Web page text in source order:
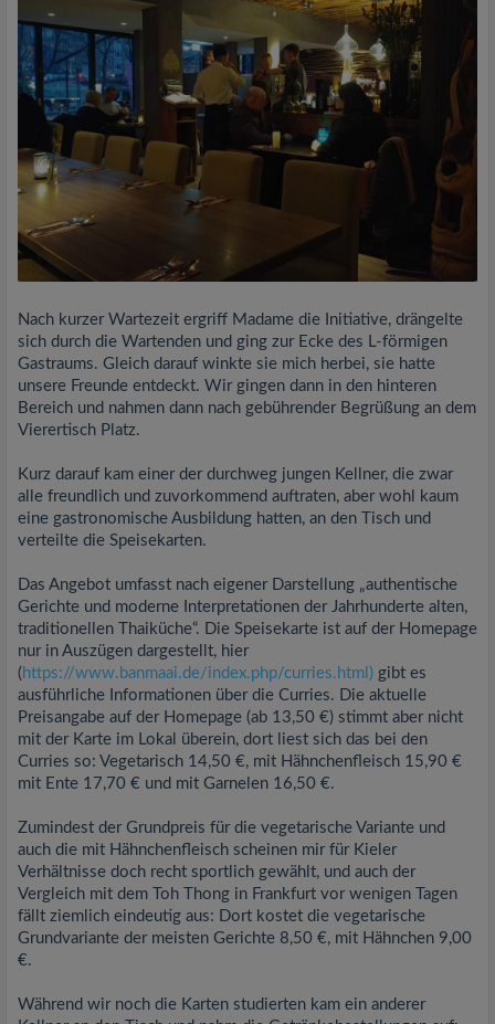
Nach kurzer Wartezeit ergriff Madame die Initiative, drängelte
sich durch die Wartenden und ging zur Ecke des L-förmigen
Gastraums. Gleich darauf winkte sie mich herbei, sie hatte
unsere Freunde entdeckt. Wir gingen dann in den hinteren
Bereich und nahmen dann nach gebührender Begrüßung an dem
Vierertisch Platz.
Kurz darauf kam einer der durchweg jungen Kellner, die zwar
alle freundlich und zuvorkommend auftraten, aber wohl kaum
eine gastronomische Ausbildung hatten, an den Tisch und
verteilte die Speisekarten.
Das Angebot umfasst nach eigener Darstellung „authentische
Gerichte und moderne Interpretationen der Jahrhunderte alten,
traditionellen Thaiküche“. Die Speisekarte ist auf der Homepage
nur in Auszügen dargestellt, hier
( https://www.banmaai.de/index.php/curries.html) gibt es
ausführliche Informationen über die Curries. Die aktuelle
Preisangabe auf der Homepage (ab 13,50 €) stimmt aber nicht
mit der Karte im Lokal überein, dort liest sich das bei den
Curries so: Vegetarisch 14,50 €, mit Hähnchenfleisch 15,90 €
mit Ente 17,70 € und mit Garnelen 16,50 €.
Zumindest der Grundpreis für die vegetarische Variante und
auch die mit Hähnchenfleisch scheinen mir für Kieler
Verhältnisse doch recht sportlich gewählt, und auch der
Vergleich mit dem Toh Thong in Frankfurt vor wenigen Tagen
fällt ziemlich eindeutig aus: Dort kostet die vegetarische
Grundvariante der meisten Gerichte 8,50 €, mit Hähnchen 9,00
€.
Während wir noch die Karten studierten kam ein anderer